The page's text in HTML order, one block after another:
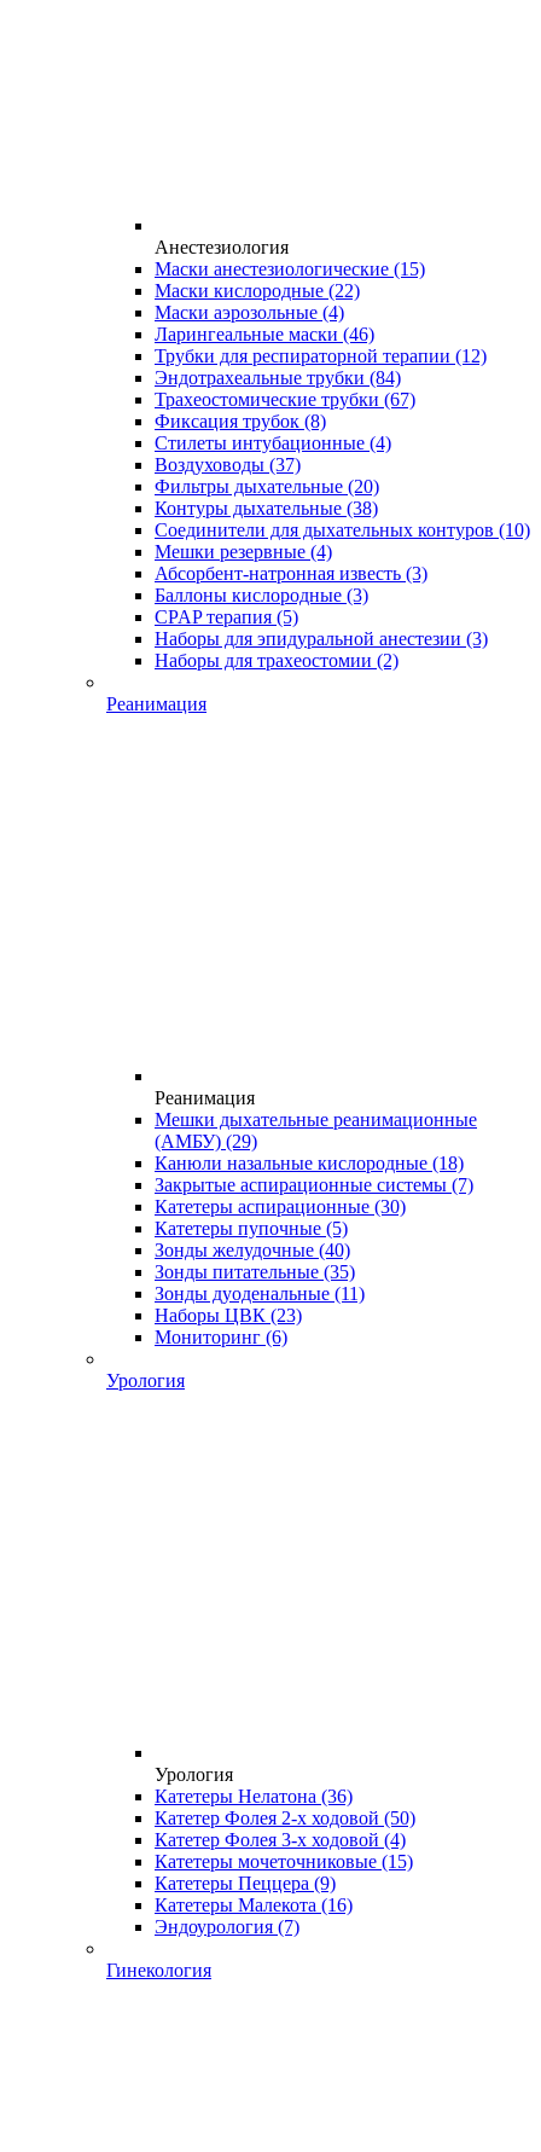
Анестезиология
Маски анестезиологические (15)
Маски кислородные (22)
Маски аэрозольные (4)
Ларингеальные маски (46)
Трубки для респираторной терапии (12)
Эндотрахеальные трубки (84)
Трахеостомические трубки (67)
Фиксация трубок (8)
Стилеты интубационные (4)
Воздуховоды (37)
Фильтры дыхательные (20)
Контуры дыхательные (38)
Соединители для дыхательных контуров (10)
Мешки резервные (4)
Абсорбент-натронная известь (3)
Баллоны кислородные (3)
CPAP терапия (5)
Наборы для эпидуральной анестезии (3)
Наборы для трахеостомии (2)
Реанимация
Реанимация
Мешки дыхательные реанимационные
(АМБУ) (29)
Канюли назальные кислородные (18)
Закрытые аспирационные системы (7)
Катетеры аспирационные (30)
Катетеры пупочные (5)
Зонды желудочные (40)
Зонды питательные (35)
Зонды дуоденальные (11)
Наборы ЦВК (23)
Мониторинг (6)
Урология
Урология
Катетеры Нелатона (36)
Катетер Фолея 2-х ходовой (50)
Катетер Фолея 3-х ходовой (4)
Катетеры мочеточниковые (15)
Катетеры Пеццера (9)
Катетеры Малекота (16)
Эндоурология (7)
Гинекология